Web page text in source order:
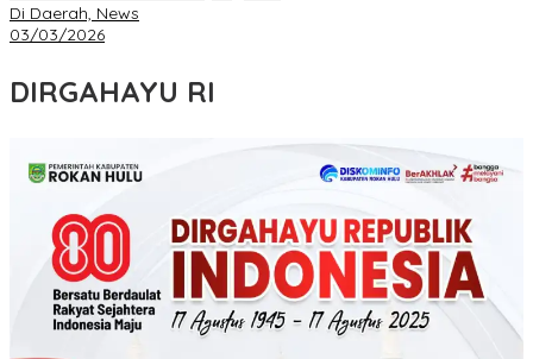
Di Daerah, News
03/03/2026
DIRGAHAYU RI